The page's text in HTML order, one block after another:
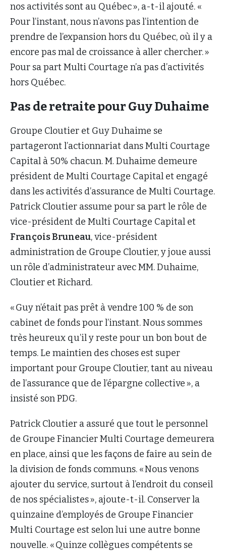
nos activités sont au Québec », a-t-il ajouté. «
Pour l’instant, nous n’avons pas l’intention de
prendre de l’expansion hors du Québec, où il y a
encore pas mal de croissance à aller chercher. »
Pour sa part Multi Courtage n’a pas d’activités
hors Québec.
Pas de retraite pour Guy Duhaime
Groupe Cloutier et Guy Duhaime se
partageront l’actionnariat dans Multi Courtage
Capital à 50% chacun. M. Duhaime demeure
président de Multi Courtage Capital et engagé
dans les activités d’assurance de Multi Courtage.
Patrick Cloutier assume pour sa part le rôle de
vice-président de Multi Courtage Capital et
François Bruneau, vice-président
administration de Groupe Cloutier, y joue aussi
un rôle d’administrateur avec MM. Duhaime,
Cloutier et Richard.
« Guy n’était pas prêt à vendre 100 % de son
cabinet de fonds pour l’instant. Nous sommes
très heureux qu’il y reste pour un bon bout de
temps. Le maintien des choses est super
important pour Groupe Cloutier, tant au niveau
de l’assurance que de l’épargne collective », a
insisté son PDG.
Patrick Cloutier a assuré que tout le personnel
de Groupe Financier Multi Courtage demeurera
en place, ainsi que les façons de faire au sein de
la division de fonds communs. « Nous venons
ajouter du service, surtout à l’endroit du conseil
de nos spécialistes », ajoute-t-il. Conserver la
quinzaine d’employés de Groupe Financier
Multi Courtage est selon lui une autre bonne
nouvelle. « Quinze collègues compétents se